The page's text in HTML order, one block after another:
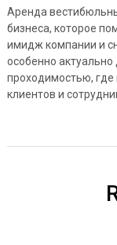
Аренда
бизнеса, которое
имидж компании и
особенно
проходимостью,
клиентов и